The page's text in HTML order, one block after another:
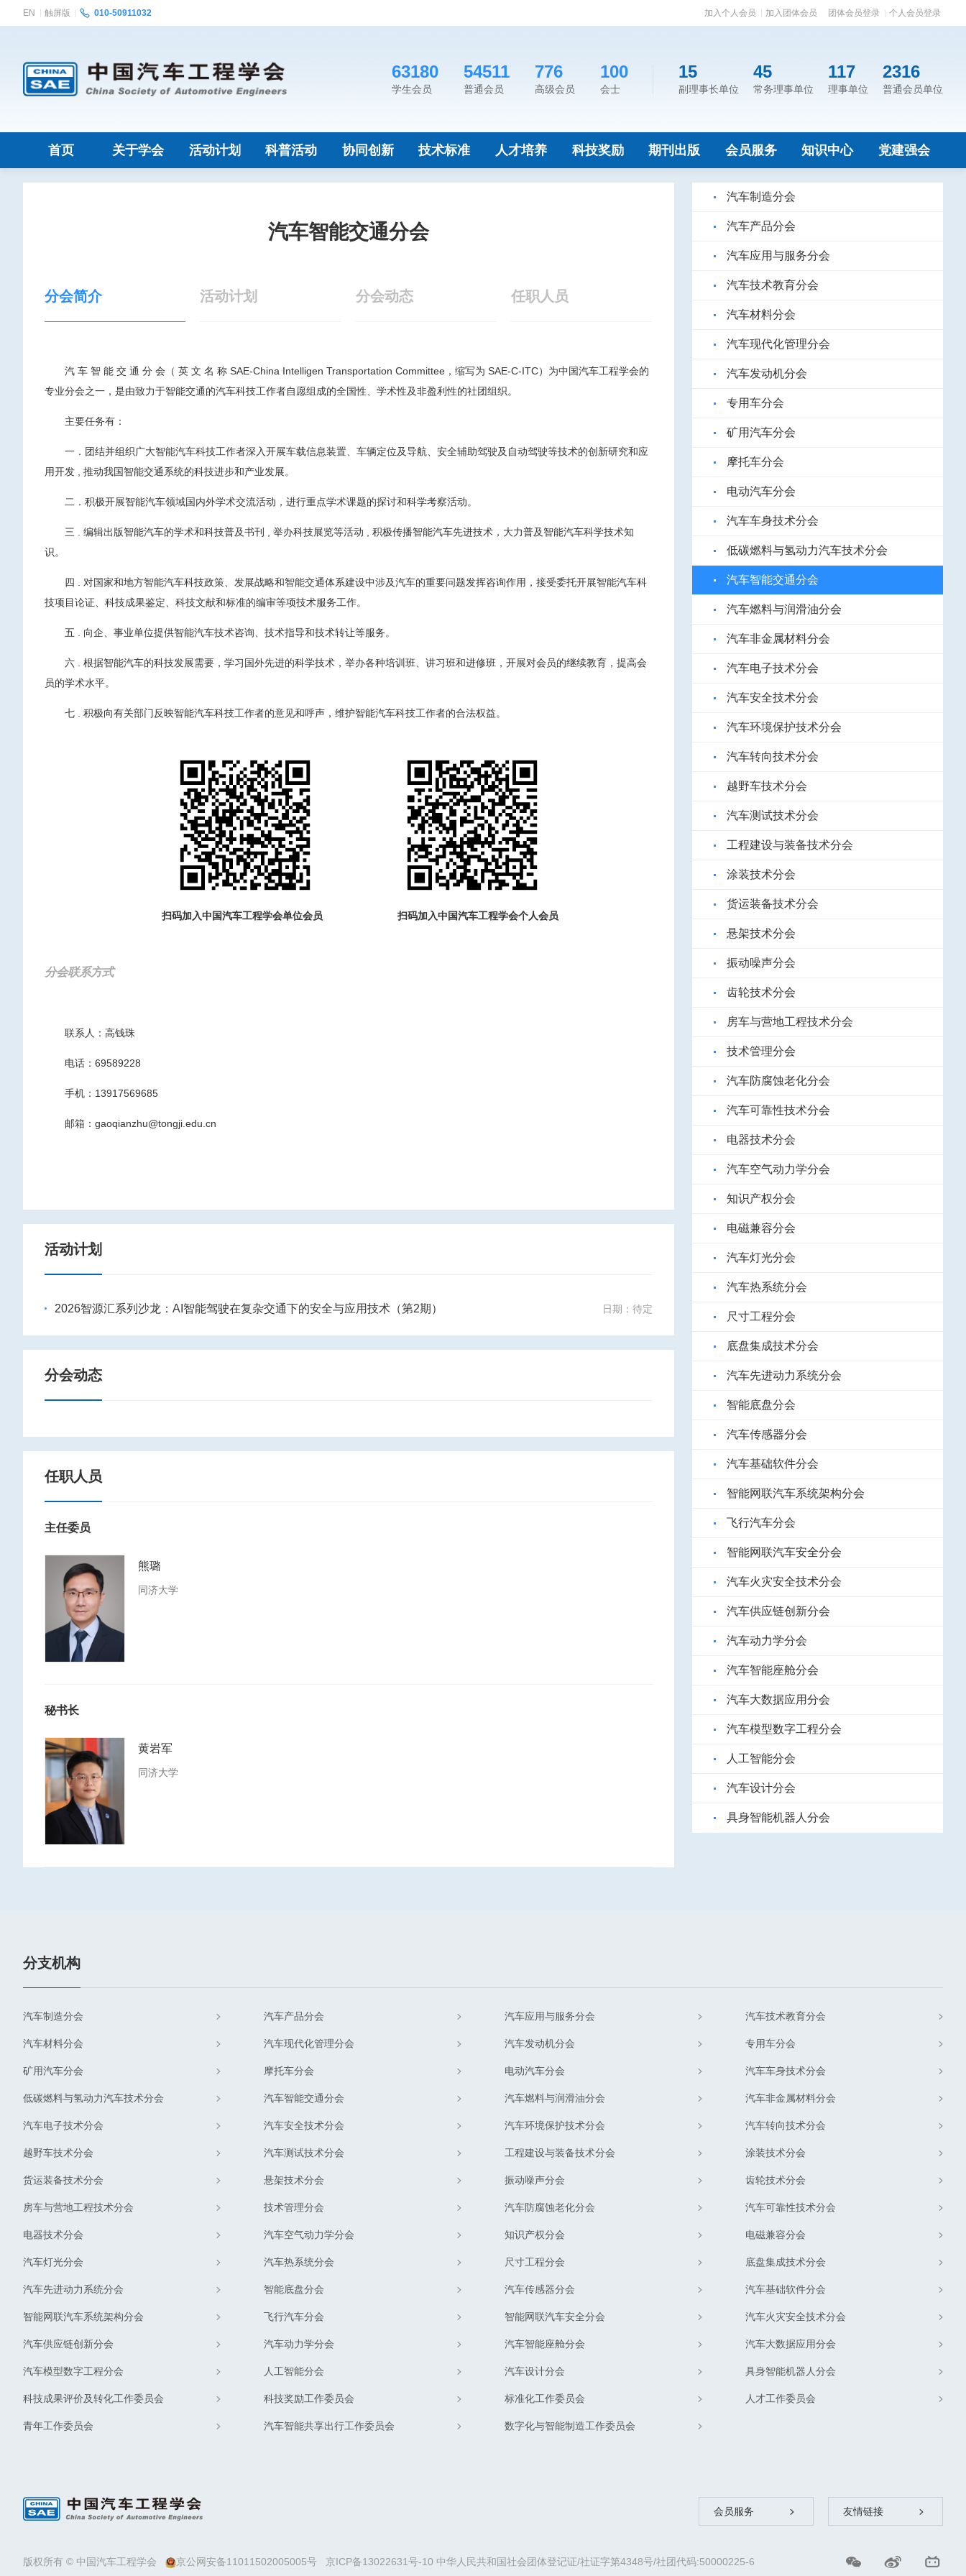
EN 触屏版 010-50911032 团体会员登录 个人会员登录
加入个人会员 加入团体会员
63180
学生会员
54511
普通会员
776
高级会员
100
会士
15
副理事长单位
45
常务理事单位
117
理事单位
2316
普通会员单位
首页 关于学会 活动计划 科普活动 协同创新 技术标准 人才培养 科技奖励 期刊出版 会员服务 知识中心 党建强会
汽车智能交通分会
分会简介 活动计划 分会动态 任职人员
汽 车 智 能 交 通 分 会（ 英 文 名 称 SAE-China Intelligen Transportation Committee，缩写为 SAE-C-ITC）为中国汽车工程学会的
专业分会之一，是由致力于智能交通的汽车科技工作者自愿组成的全国性、学术性及非盈利性的社团组织。
主要任务有：
一．团结并组织广大智能汽车科技工作者深入开展车载信息装置、车辆定位及导航、安全辅助驾驶及自动驾驶等技术的创新研究和应
用开发 , 推动我国智能交通系统的科技进步和产业发展。
二．积极开展智能汽车领域国内外学术交流活动，进行重点学术课题的探讨和科学考察活动。
三 . 编辑出版智能汽车的学术和科技普及书刊 , 举办科技展览等活动 , 积极传播智能汽车先进技术，大力普及智能汽车科学技术知
识。
四 . 对国家和地方智能汽车科技政策、发展战略和智能交通体系建设中涉及汽车的重要问题发挥咨询作用，接受委托开展智能汽车科
技项目论证、科技成果鉴定、科技文献和标准的编审等项技术服务工作。
五 . 向企、事业单位提供智能汽车技术咨询、技术指导和技术转让等服务。
六 . 根据智能汽车的科技发展需要，学习国外先进的科学技术，举办各种培训班、讲习班和进修班，开展对会员的继续教育，提高会
员的学术水平。
七 . 积极向有关部门反映智能汽车科技工作者的意见和呼声，维护智能汽车科技工作者的合法权益。
扫码加入中国汽车工程学会单位会员 扫码加入中国汽车工程学会个人会员
分会联系方式
联系人：高钱珠
电话：69589228
手机：13917569685
邮箱：gaoqianzhu@tongji.edu.cn
活动计划
2026智源汇系列沙龙：AI智能驾驶在复杂交通下的安全与应用技术（第2期） 日期：待定
分会动态
任职人员
主任委员
熊璐
同济大学
秘书长
黄岩军
同济大学
汽车制造分会
汽车产品分会
汽车应用与服务分会
汽车技术教育分会
汽车材料分会
汽车现代化管理分会
汽车发动机分会
专用车分会
矿用汽车分会
摩托车分会
电动汽车分会
汽车车身技术分会
低碳燃料与氢动力汽车技术分会
汽车智能交通分会
汽车燃料与润滑油分会
汽车非金属材料分会
汽车电子技术分会
汽车安全技术分会
汽车环境保护技术分会
汽车转向技术分会
越野车技术分会
汽车测试技术分会
工程建设与装备技术分会
涂装技术分会
货运装备技术分会
悬架技术分会
振动噪声分会
齿轮技术分会
房车与营地工程技术分会
技术管理分会
汽车防腐蚀老化分会
汽车可靠性技术分会
电器技术分会
汽车空气动力学分会
知识产权分会
电磁兼容分会
汽车灯光分会
汽车热系统分会
尺寸工程分会
底盘集成技术分会
汽车先进动力系统分会
智能底盘分会
汽车传感器分会
汽车基础软件分会
智能网联汽车系统架构分会
飞行汽车分会
智能网联汽车安全分会
汽车火灾安全技术分会
汽车供应链创新分会
汽车动力学分会
汽车智能座舱分会
汽车大数据应用分会
汽车模型数字工程分会
人工智能分会
汽车设计分会
具身智能机器人分会
分支机构
汽车制造分会 汽车产品分会 汽车应用与服务分会 汽车技术教育分会
汽车材料分会 汽车现代化管理分会 汽车发动机分会 专用车分会
矿用汽车分会 摩托车分会 电动汽车分会 汽车车身技术分会
低碳燃料与氢动力汽车技术分会 汽车智能交通分会 汽车燃料与润滑油分会 汽车非金属材料分会
汽车电子技术分会 汽车安全技术分会 汽车环境保护技术分会 汽车转向技术分会
越野车技术分会 汽车测试技术分会 工程建设与装备技术分会 涂装技术分会
货运装备技术分会 悬架技术分会 振动噪声分会 齿轮技术分会
房车与营地工程技术分会 技术管理分会 汽车防腐蚀老化分会 汽车可靠性技术分会
电器技术分会 汽车空气动力学分会 知识产权分会 电磁兼容分会
汽车灯光分会 汽车热系统分会 尺寸工程分会 底盘集成技术分会
汽车先进动力系统分会 智能底盘分会 汽车传感器分会 汽车基础软件分会
智能网联汽车系统架构分会 飞行汽车分会 智能网联汽车安全分会 汽车火灾安全技术分会
汽车供应链创新分会 汽车动力学分会 汽车智能座舱分会 汽车大数据应用分会
汽车模型数字工程分会 人工智能分会 汽车设计分会 具身智能机器人分会
科技成果评价及转化工作委员会 科技奖励工作委员会 标准化工作委员会 人才工作委员会
青年工作委员会 汽车智能共享出行工作委员会 数字化与智能制造工作委员会
友情链接
会员服务
版权所有 © 中国汽车工程学会 京公网安备11011502005005号 京ICP备13022631号-10 中华人民共和国社会团体登记证/社证字第4348号/社团代码:50000225-6